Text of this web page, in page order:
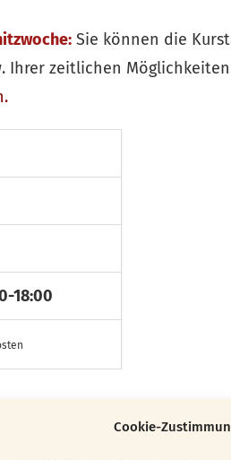
Cookie-
Sie können die
Ihrer zeitlichen
18:00